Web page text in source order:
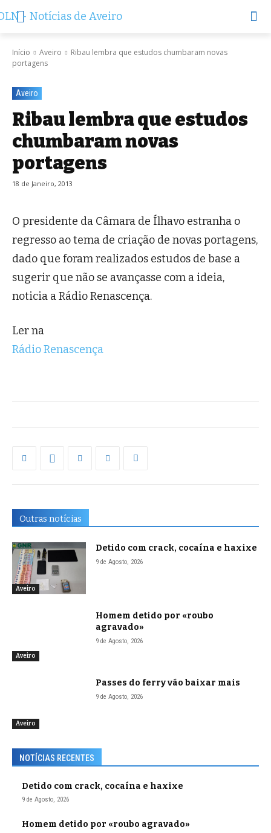
Início Aveiro
Ribau lembra que estudos chumbaram novas
portagens
Aveiro
Ribau lembra que estudos
chumbaram novas
portagens
18 de Janeiro, 2013
O presidente da Câmara de Ílhavo estranha o
regresso ao tema de criação de novas portagens,
dado que foram realizados estudos de base a
sugerir que não se avançasse com a ideia,
noticia a Rádio Renascença.
Ler na
Rádio Renascença
Outras notícias
Aveiro
Detido com crack, cocaína e haxixe
9 de Agosto, 2026
Aveiro
Homem detido por «roubo
agravado»
9 de Agosto, 2026
Aveiro
Passes do ferry vão baixar mais
9 de Agosto, 2026
NOTÍCIAS RECENTES
Detido com crack, cocaína e haxixe
9 de Agosto, 2026
Homem detido por «roubo agravado»